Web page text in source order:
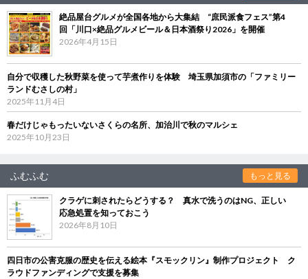
絶品屋台グルメが全国各地から大集結 “庶民派食フェス”第4
回「川口×絶品グルメビール＆日本酒祭り2026」を開催
2026年4月15日
自分で収穫した秋野菜を使って芋煮作りを体験 埼玉県加須市の「ファミリー
ランドむさしの村」
2025年11月4日
春だけじゃもったいないさくらの名所、加治川で秋のマルシェ
2025年10月23日
ふむふむ もっと見る
クラゲに刺されたらどうする？ 真水で洗うのはNG、正しい
応急処置を知っておこう
2026年8月10日
四日市の公害克服の歴史を伝える絵本『スモックリン』制作プロジェクト ク
ラウドファンディングで支援を募集